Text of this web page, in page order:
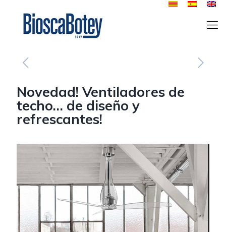
Novedad! Ventiladores de
techo… de diseño y
refrescantes!